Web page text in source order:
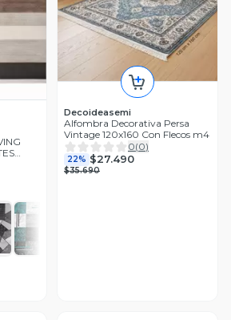
Decoideasemi
Alfombra Decorativa Persa
Vintage 120x160 Con Flecos m4
0(0)
22% $27.490
$35.690